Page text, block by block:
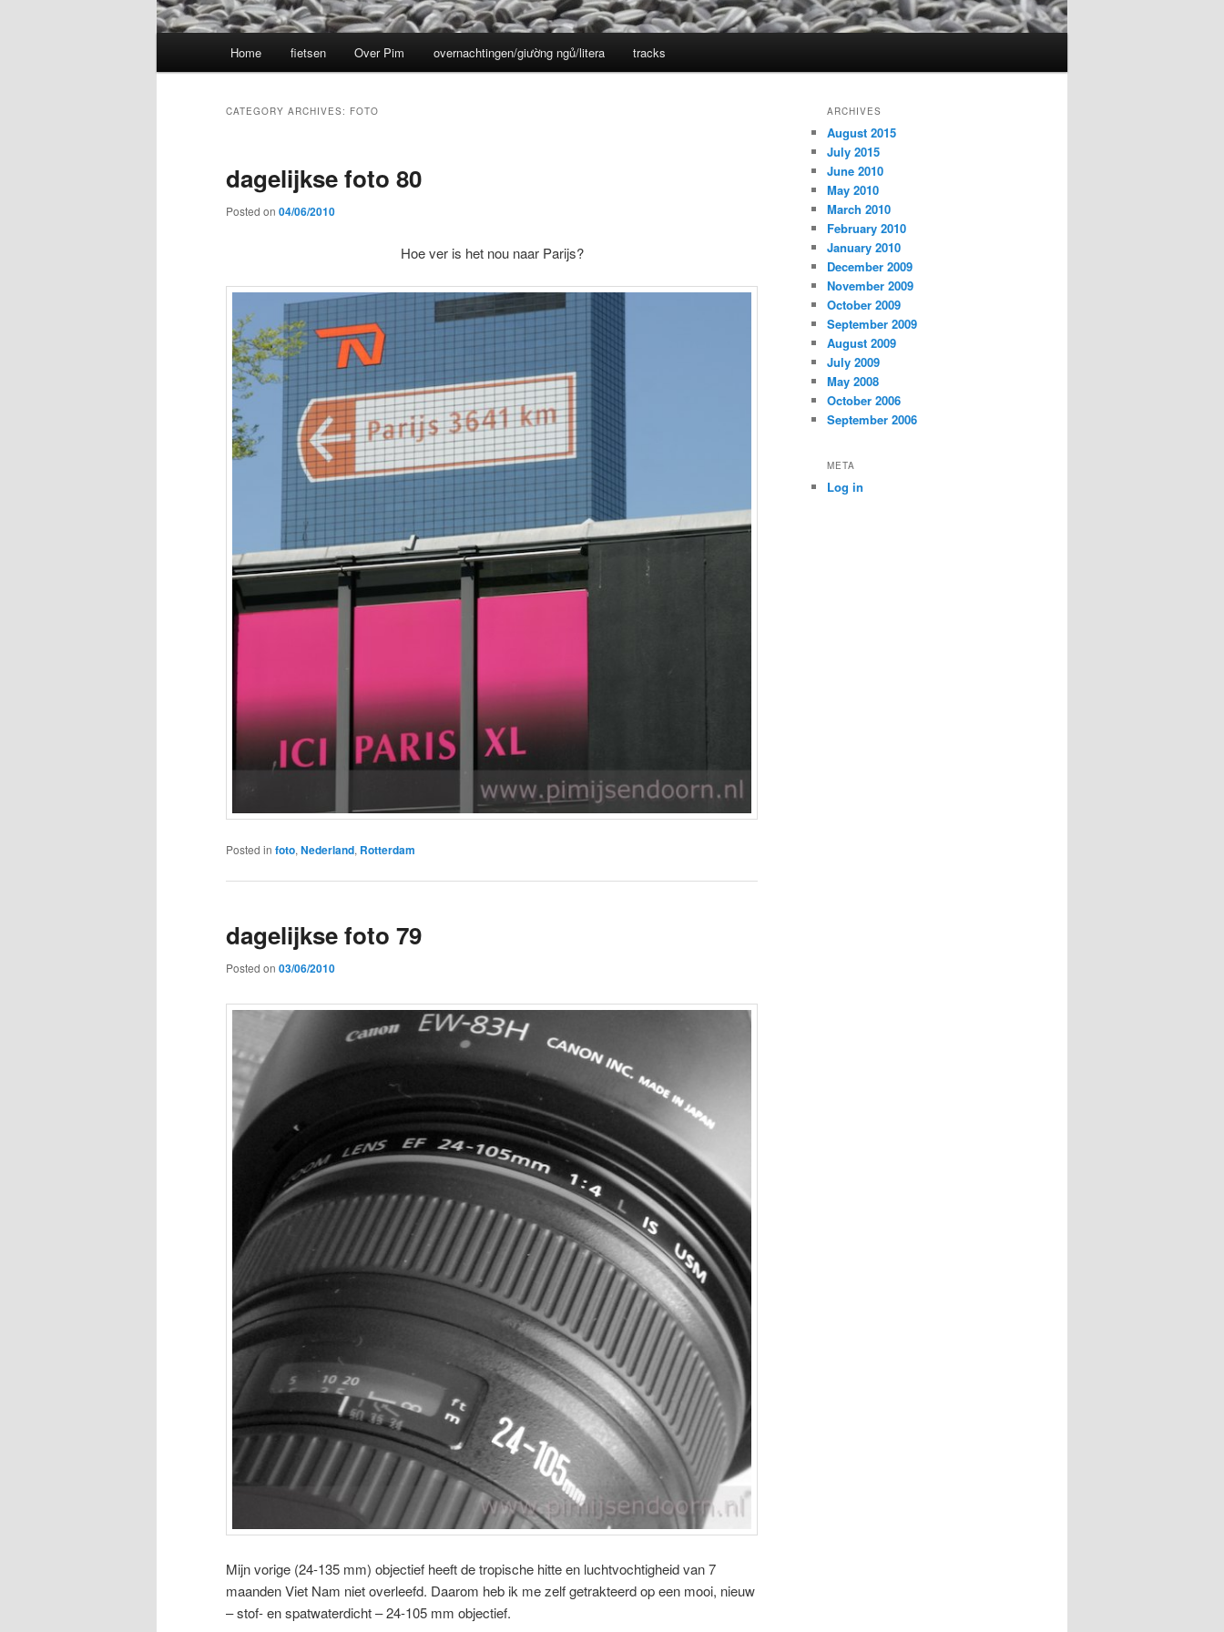
Home fietsen Over Pim overnachtingen/giường ngủ/litera tracks
CATEGORY ARCHIVES: FOTO
dagelijkse foto 80
Posted on 04/06/2010
Hoe ver is het nou naar Parijs?
Posted in foto, Nederland, Rotterdam
dagelijkse foto 79
Posted on 03/06/2010
Mijn vorige (24-135 mm) objectief heeft de tropische hitte en luchtvochtigheid van 7
maanden Viet Nam niet overleefd. Daarom heb ik me zelf getrakteerd op een mooi, nieuw
– stof- en spatwaterdicht – 24-105 mm objectief.
ARCHIVES
August 2015
July 2015
June 2010
May 2010
March 2010
February 2010
January 2010
December 2009
November 2009
October 2009
September 2009
August 2009
July 2009
May 2008
October 2006
September 2006
META
Log in